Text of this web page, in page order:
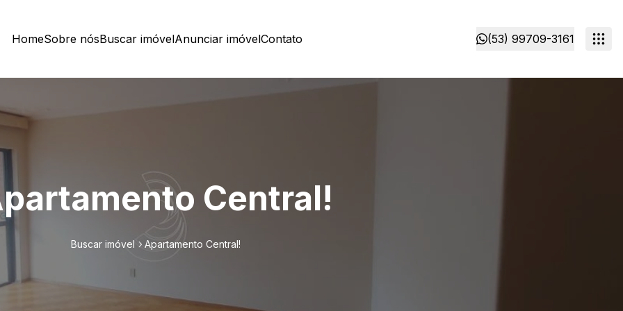
HomeSobre nósBuscar imóvelAnunciar imóvelContato (53) 99709-3161
Central!
Buscar imóvel Apartamento Central!